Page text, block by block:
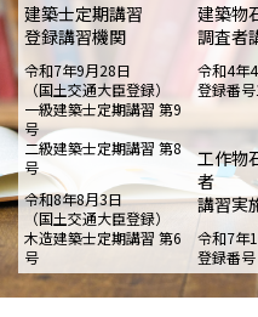
建築士定期講習
登録講習機関
令和7年9月28日
（国土交通大臣登録）
一級建築士定期講習 第9
号
二級建築士定期講習 第8
号
令和8年8月3日
（国土交通大臣登録）
木造建築士定期講習 第6
号
建築物
調査者
令和4年
登録番
工作物
者
講習実
令和7年
登録番